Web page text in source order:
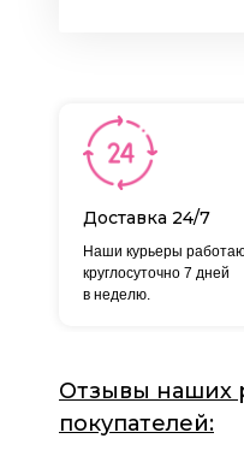
Доставка 24/7
Наши курьеры
круглосуточно 7 дней
в неделю.
Отзывы наших
покупателей: